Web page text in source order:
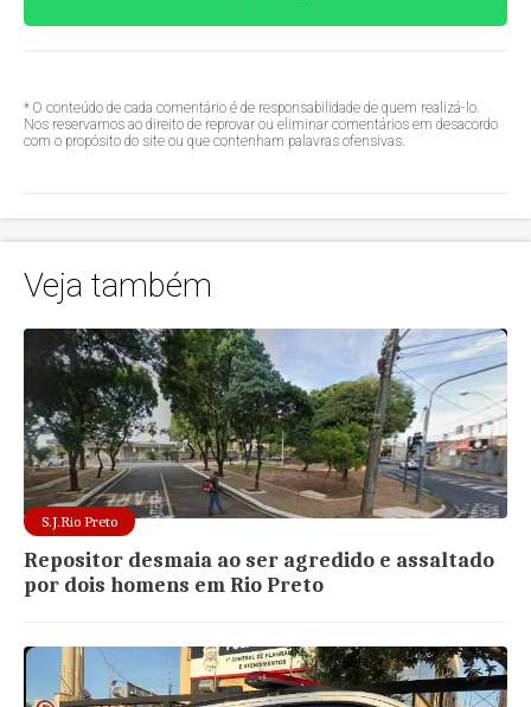
* O conteúdo de cada comentário é de responsabilidade de quem realizá-lo.
Nos reservamos ao direito de reprovar ou eliminar comentários em desacordo
com o propósito do site ou que contenham palavras ofensivas.
Veja também
S.J.Rio Preto
Repositor desmaia ao ser agredido e assaltado
por dois homens em Rio Preto